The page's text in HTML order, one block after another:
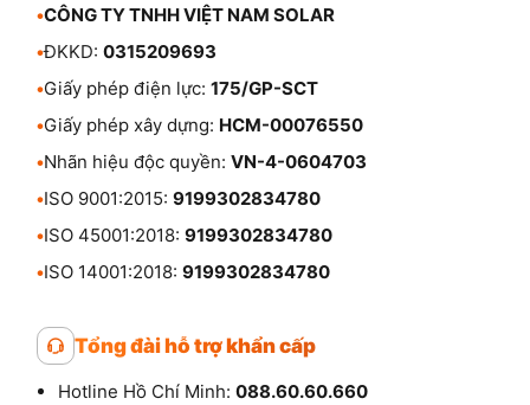
•CÔNG TY TNHH VIỆT NAM SOLAR
•ĐKKD: 0315209693
•Giấy phép điện lực: 175/GP-SCT
•Giấy phép xây dựng: HCM-00076550
•Nhãn hiệu độc quyền: VN-4-0604703
•ISO 9001:2015: 9199302834780
•ISO 45001:2018: 9199302834780
•ISO 14001:2018: 9199302834780
Tổng đài hỗ trợ khẩn cấp
Hotline Hồ Chí Minh: 088.60.60.660